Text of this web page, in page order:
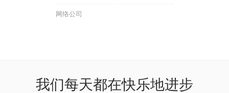
网络公司
我们每天都在快乐地进步